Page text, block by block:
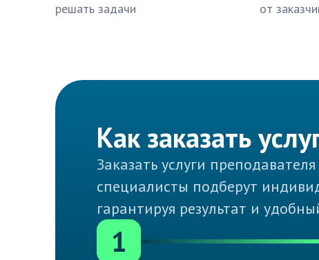
решать задачи
от
Как заказать
Заказать услуги
специалисты подберут
гарантируя результат и
1